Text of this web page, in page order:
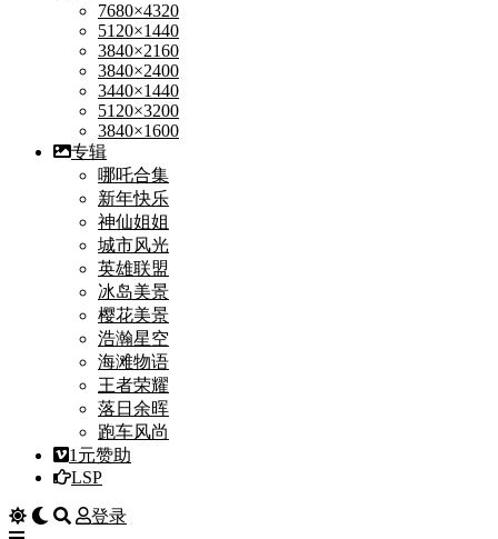
7680×4320
5120×1440
3840×2160
3840×2400
3440×1440
5120×3200
3840×1600
专辑
哪吒合集
新年快乐
神仙姐姐
城市风光
英雄联盟
冰岛美景
樱花美景
浩瀚星空
海滩物语
王者荣耀
落日余晖
跑车风尚
1元赞助
LSP
登录